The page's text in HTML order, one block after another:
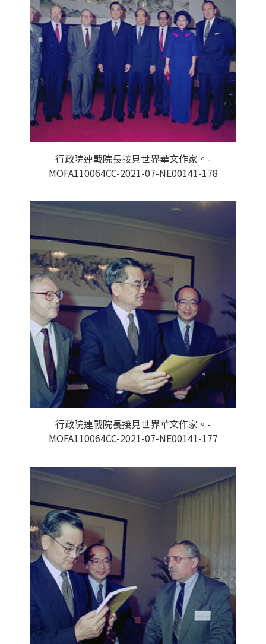
行政院連戰院長接見世界華文作家。-
MOFA110064CC-2021-07-NE00141-178
行政院連戰院長接見世界華文作家。-
MOFA110064CC-2021-07-NE00141-177